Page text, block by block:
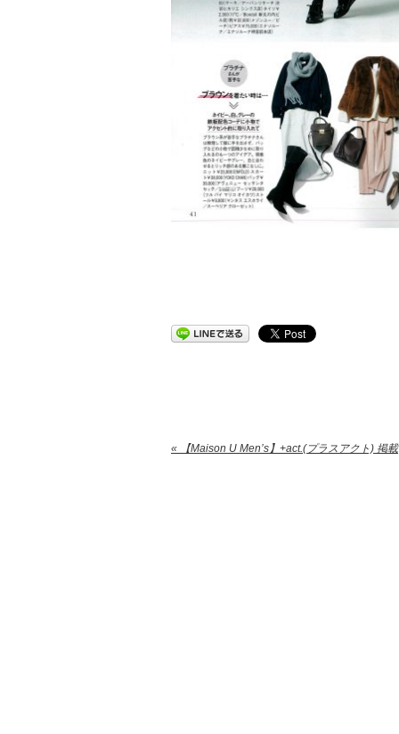
« 【Maison U Men’s】+act.(プラスアクト) 掲載